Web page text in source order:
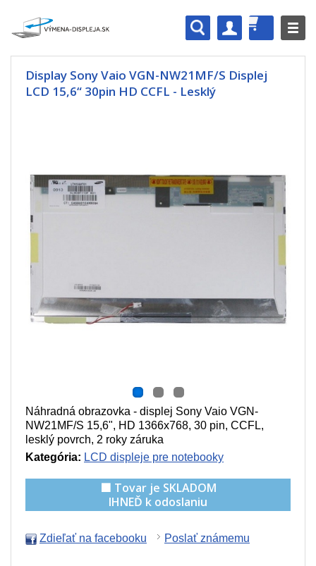
Display Sony Vaio VGN-NW21MF/S Displej
LCD 15,6“ 30pin HD CCFL - Lesklý
Náhradná obrazovka - displej Sony Vaio VGN-
NW21MF/S 15,6", HD 1366x768, 30 pin, CCFL,
lesklý povrch, 2 roky záruka
Kategória: LCD displeje pre notebooky
🟩 Tovar je SKLADOM
IHNEĎ k odoslaniu
Zdieľať na facebooku Poslať známemu